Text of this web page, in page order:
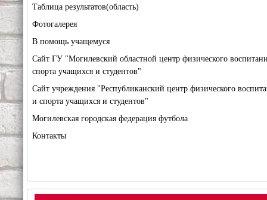
Таблица результатов(область)
Фотогалерея
В помощь учащемуся
Сайт ГУ "Могилевский областной центр физического
спорта учащихся и студентов"
Сайт учреждения "Республиканский центр физического
и спорта учащихся и студентов"
Могилевская городская федерация футбола
Контакты